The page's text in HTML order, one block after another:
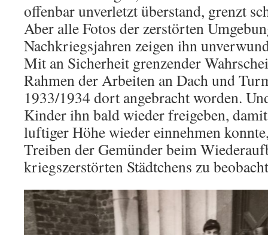
offenbar unverletzt überstand, grenzt
Aber alle Fotos der zerstörten
Nachkriegsjahren zeigen ihn
Mit an Sicherheit grenzender
Rahmen der Arbeiten an Dach und
1933/1934 dort angebracht worden.
Kinder ihn bald wieder freigeben,
luftiger Höhe wieder einnehmen
Treiben der Gemünder beim
kriegszerstörten Städtchens zu